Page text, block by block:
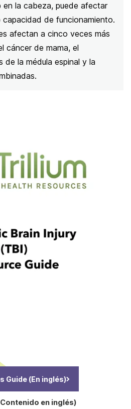
en la cabeza, puede afectar
de funcionamiento.
afectan a cinco veces más
cáncer de mama, el
de la médula espinal y la
Guide (En inglés)
en inglés)